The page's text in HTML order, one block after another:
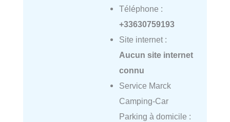
Téléphone :
+33630759193
Site internet :
Aucun site internet
connu
Service Marck
Camping-Car
Parking à domicile :